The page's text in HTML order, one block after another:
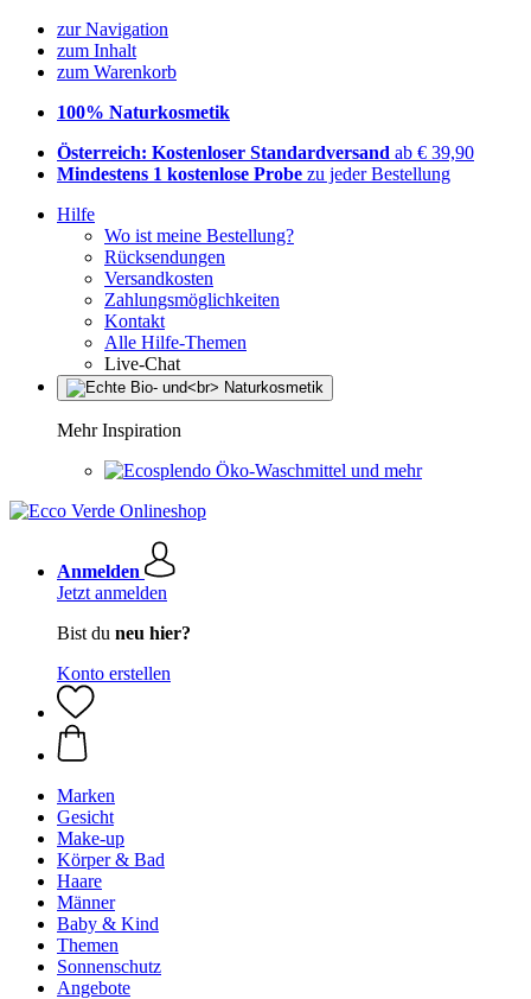
zur Navigation
zum Inhalt
zum Warenkorb
100% Naturkosmetik
Österreich: Kostenloser Standardversand ab € 39,90
Mindestens 1 kostenlose Probe zu jeder Bestellung
Hilfe
Wo ist meine Bestellung?
Rücksendungen
Versandkosten
Zahlungsmöglichkeiten
Kontakt
Alle Hilfe-Themen
Live-Chat
Mehr Inspiration
Öko-Waschmittel und mehr
Anmelden
Jetzt anmelden
Bist du neu hier?
Konto erstellen
Marken
Gesicht
Make-up
Körper & Bad
Haare
Männer
Baby & Kind
Themen
Sonnenschutz
Angebote